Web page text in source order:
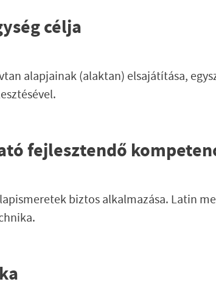
célja
alapjainak (alaktan) elsajátítása,
fejlesztendő
biztos alkalmazása. Latin